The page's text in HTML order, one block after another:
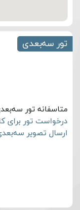
تور سه‌بعدی
متاسفانه تور
درخواست تور برای
ارسال تصویر